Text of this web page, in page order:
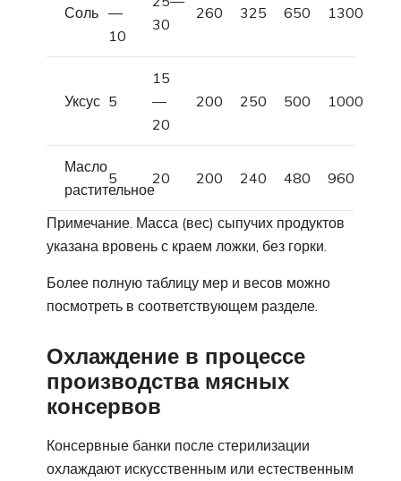
Соль —
10
30
260 325 650 1300
Уксус 5
15
—
20
200 250 500 1000
Масло
растительное
5 20 200 240 480 960
Примечание. Масса (вес) сыпучих продуктов
указана вровень с краем ложки, без горки.
Более полную таблицу мер и весов можно
посмотреть в соответствующем разделе.
Охлаждение в процессе
производства мясных
консервов
Консервные банки после стерилизации
охлаждают искусственным или естественным